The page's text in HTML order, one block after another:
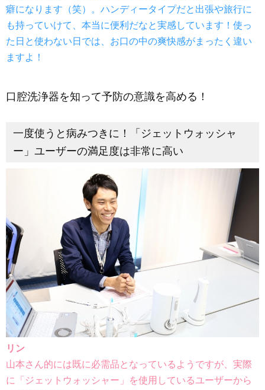
癖になります（笑）。ハンディータイプだと出張や旅行に
も持っていけて、本当に便利だなと実感しています！使っ
た日と使わない日では、お口の中の爽快感がまったく違い
ますよ！
口腔洗浄器を知って予防の意識を高める！
一度使うと病みつきに！「ジェットウォッシャ
ー」ユーザーの満足度は非常に高い
リン
山本さん的には既に必需品となっているようですが、実際
に「ジェットウォッシャー」を使用しているユーザーから